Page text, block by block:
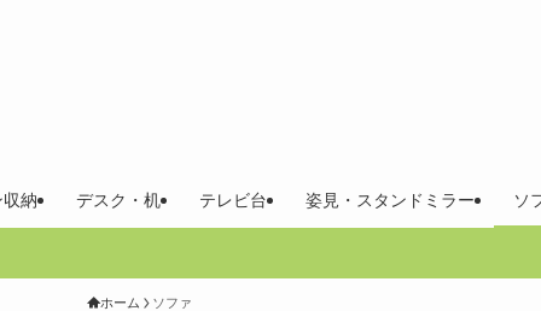
納 デスク・机 テレビ台 姿見・スタンドミラー ソ
ホーム ソファ